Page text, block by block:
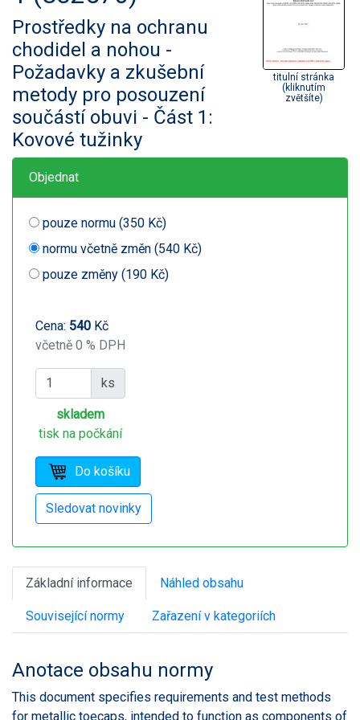
Prostředky na ochranu
chodidel a nohou -
Požadavky a zkušební
metody pro posouzení
součástí obuvi - Část 1:
Kovové tužinky
titulní stránka
(kliknutím
zvětšíte)
Objednat
pouze normu (350 Kč)
normu včetně změn (540 Kč)
pouze změny (190 Kč)
Cena: 540 Kč
včetně 0 % DPH
ks
skladem
tisk na počkání
Základní informace Náhled obsahu
Související normy Zařazení v kategoriích
Anotace obsahu normy
This document specifies requirements and test methods
for metallic toecaps, intended to function as components of